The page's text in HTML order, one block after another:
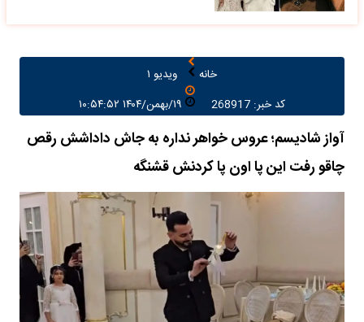
خانه
ویدیو ۱
کد خبر: 268917
آواز شادیسم؛ عروس خواهر نداره به جاش داداشش رقص
چاقو رفت این پا اون پا کردنش قشنگه